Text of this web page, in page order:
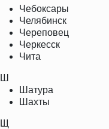
Чебоксары
Челябинск
Череповец
Черкесск
Чита
Ш
Шатура
Шахты
Щ